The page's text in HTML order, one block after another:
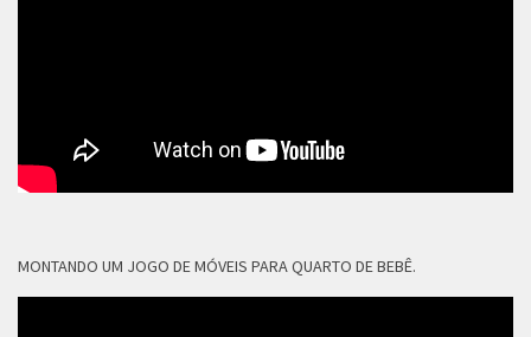
MONTANDO UM JOGO DE MÓVEIS PARA QUARTO DE BEBÊ.